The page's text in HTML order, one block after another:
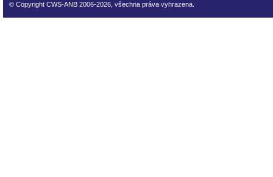
© Copyright CWS-ANB 2006-2026, všechna práva vyhrazena.